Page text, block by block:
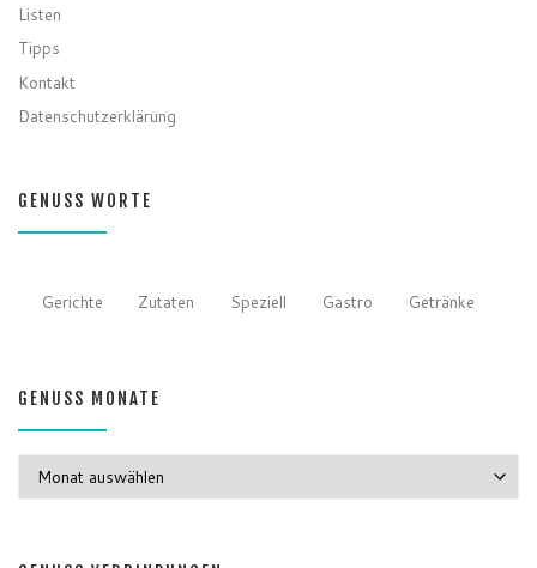
Listen
Tipps
Kontakt
Datenschutzerklärung
GENUSS WORTE
Gerichte Zutaten Speziell Gastro Getränke
GENUSS MONATE